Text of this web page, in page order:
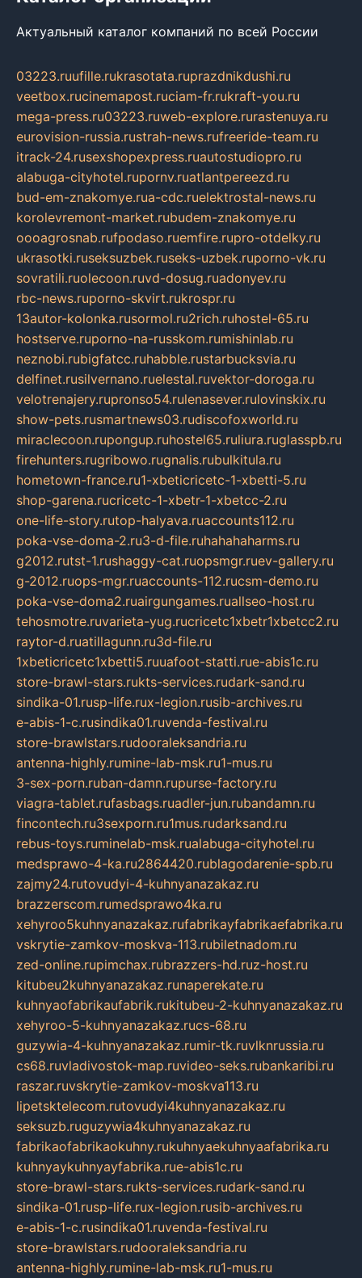
Актуальный каталог компаний по всей России
03223.ruufille.rukrasotata.ruprazdnikdushi.ru
veetbox.rucinemapost.ruciam-fr.rukraft-you.ru
mega-press.ru03223.ruweb-explore.rurastenuya.ru
eurovision-russia.rustrah-news.rufreeride-team.ru
itrack-24.rusexshopexpress.ruautostudiopro.ru
alabuga-cityhotel.rupornv.ruatlantpereezd.ru
bud-em-znakomye.rua-cdc.ruelektrostal-news.ru
korolevremont-market.rubudem-znakomye.ru
oooagrosnab.rufpodaso.ruemfire.rupro-otdelky.ru
ukrasotki.ruseksuzbek.ruseks-uzbek.ruporno-vk.ru
sovratili.ruolecoon.ruvd-dosug.ruadonyev.ru
rbc-news.ruporno-skvirt.rukrospr.ru
13autor-kolonka.rusormol.ru2rich.ruhostel-65.ru
hostserve.ruporno-na-russkom.rumishinlab.ru
neznobi.rubigfatcc.ruhabble.rustarbucksvia.ru
delfinet.rusilvernano.ruelestal.ruvektor-doroga.ru
velotrenajery.rupronso54.rulenasever.rulovinskix.ru
show-pets.rusmartnews03.rudiscofoxworld.ru
miraclecoon.rupongup.ruhostel65.ruliura.ruglasspb.ru
firehunters.rugribowo.rugnalis.rubulkitula.ru
hometown-france.ru1-xbeticricetc-1-xbetti-5.ru
shop-garena.rucricetc-1-xbetr-1-xbetcc-2.ru
one-life-story.rutop-halyava.ruaccounts112.ru
poka-vse-doma-2.ru3-d-file.ruhahahaharms.ru
g2012.rutst-1.rushaggy-cat.ruopsmgr.ruev-gallery.ru
g-2012.ruops-mgr.ruaccounts-112.rucsm-demo.ru
poka-vse-doma2.ruairgungames.ruallseo-host.ru
tehosmotre.ruvarieta-yug.rucricetc1xbetr1xbetcc2.ru
raytor-d.ruatillagunn.ru3d-file.ru
1xbeticricetc1xbetti5.ruuafoot-statti.rue-abis1c.ru
store-brawl-stars.rukts-services.rudark-sand.ru
sindika-01.rusp-life.rux-legion.rusib-archives.ru
e-abis-1-c.rusindika01.ruvenda-festival.ru
store-brawlstars.rudooraleksandria.ru
antenna-highly.rumine-lab-msk.ru1-mus.ru
3-sex-porn.ruban-damn.rupurse-factory.ru
viagra-tablet.rufasbags.ruadler-jun.rubandamn.ru
fincontech.ru3sexporn.ru1mus.rudarksand.ru
rebus-toys.ruminelab-msk.rualabuga-cityhotel.ru
medsprawo-4-ka.ru2864420.rublagodarenie-spb.ru
zajmy24.rutovudyi-4-kuhnyanazakaz.ru
brazzerscom.rumedsprawo4ka.ru
xehyroo5kuhnyanazakaz.rufabrikayfabrikaefabrika.ru
vskrytie-zamkov-moskva-113.rubiletnadom.ru
zed-online.rupimchax.rubrazzers-hd.ruz-host.ru
kitubeu2kuhnyanazakaz.runaperekate.ru
kuhnyaofabrikaufabrik.rukitubeu-2-kuhnyanazakaz.ru
xehyroo-5-kuhnyanazakaz.rucs-68.ru
guzywia-4-kuhnyanazakaz.rumir-tk.ruvlknrussia.ru
cs68.ruvladivostok-map.ruvideo-seks.rubankaribi.ru
raszar.ruvskrytie-zamkov-moskva113.ru
lipetsktelecom.rutovudyi4kuhnyanazakaz.ru
seksuzb.ruguzywia4kuhnyanazakaz.ru
fabrikaofabrikaokuhny.rukuhnyaekuhnyaafabrika.ru
kuhnyaykuhnyayfabrika.rue-abis1c.ru
store-brawl-stars.rukts-services.rudark-sand.ru
sindika-01.rusp-life.rux-legion.rusib-archives.ru
e-abis-1-c.rusindika01.ruvenda-festival.ru
store-brawlstars.rudooraleksandria.ru
antenna-highly.rumine-lab-msk.ru1-mus.ru